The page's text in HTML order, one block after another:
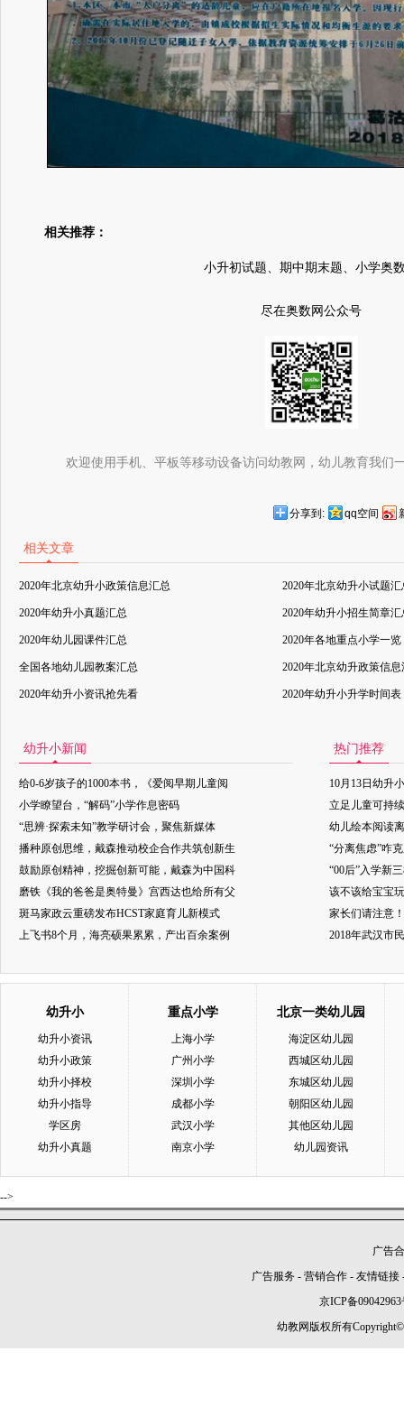
相关推荐：
小升初试题、期中期末题、小学奥
尽在奥数网公众号
欢迎使用手机、平板等移动设备访问幼教网，幼儿教育我们
分享到: qq空间
相关文章
2020年北京幼升小政策信息汇总 2020年北京幼升小试题汇
2020年幼升小真题汇总 2020年幼升小招生简章汇
2020年幼儿园课件汇总 2020年各地重点小学一览
全国各地幼儿园教案汇总 2020年北京幼升政策信息
2020年幼升小资讯抢先看 2020年幼升小升学时间表
幼升小新闻
给0-6岁孩子的1000本书，《爱阅早期儿童阅
小学瞭望台，“解码”小学作息密码
“思辨·探索未知”教学研讨会，聚焦新媒体
播种原创思维，戴森推动校企合作共筑创新生
鼓励原创精神，挖掘创新可能，戴森为中国科
磨铁《我的爸爸是奥特曼》宫西达也给所有父
斑马家政云重磅发布HCST家庭育儿新模式
上飞书8个月，海亮硕果累累，产出百余案例
热门推荐
10月13日幼升
立足儿童可持
幼儿绘本阅读
“分离焦虑”咋
“00后”入学新
该不该给宝宝
家长们请注意
2018年武汉市
幼升小
幼升小资讯
幼升小政策
幼升小择校
幼升小指导
学区房
幼升小真题
重点小学
上海小学
广州小学
深圳小学
成都小学
武汉小学
南京小学
北京一类幼儿园
海淀区幼儿园
西城区幼儿园
东城区幼儿园
朝阳区幼儿园
其他区幼儿园
幼儿园资讯
-->
广告
广告服务 - 营销合作 - 友情链接
京ICP备09042963
幼教网版权所有